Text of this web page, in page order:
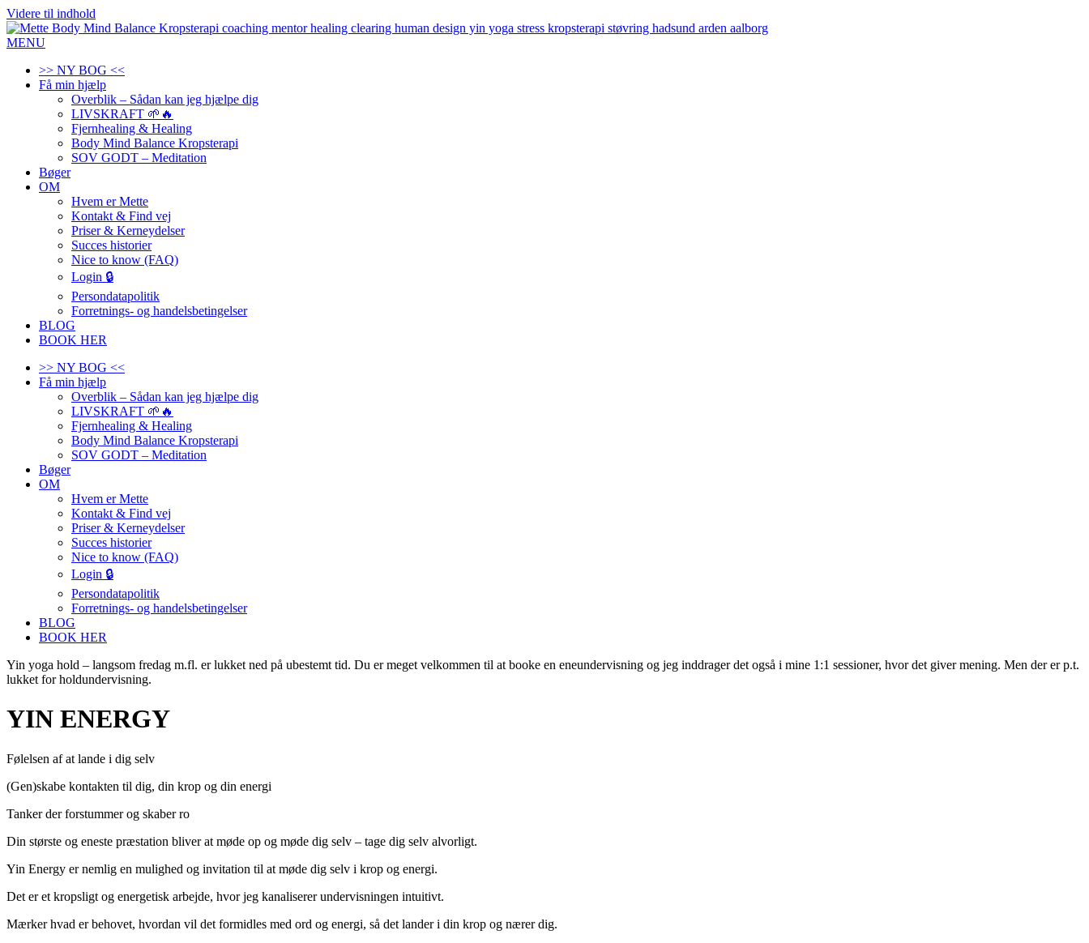
Videre til indhold
MENU
>> NY BOG <<
Få min hjælp
Overblik – Sådan kan jeg hjælpe dig
LIVSKRAFT 🌱🔥
Fjernhealing & Healing
Body Mind Balance Kropsterapi
SOV GODT – Meditation
Bøger
OM
Hvem er Mette
Kontakt & Find vej
Priser & Kerneydelser
Succes historier
Nice to know (FAQ)
Login 🔒
Persondatapolitik
Forretnings- og handelsbetingelser
BLOG
BOOK HER
>> NY BOG <<
Få min hjælp
Overblik – Sådan kan jeg hjælpe dig
LIVSKRAFT 🌱🔥
Fjernhealing & Healing
Body Mind Balance Kropsterapi
SOV GODT – Meditation
Bøger
OM
Hvem er Mette
Kontakt & Find vej
Priser & Kerneydelser
Succes historier
Nice to know (FAQ)
Login 🔒
Persondatapolitik
Forretnings- og handelsbetingelser
BLOG
BOOK HER
Yin yoga hold – langsom fredag m.fl. er lukket ned på ubestemt tid. Du er meget velkommen til at booke en eneundervisning og jeg inddrager det også i mine 1:1 sessioner, hvor det giver mening. Men der er p.t.
lukket for holdundervisning.
YIN ENERGY
Følelsen af at lande i dig selv
(Gen)skabe kontakten til dig, din krop og din energi
Tanker der forstummer og skaber ro
Din største og eneste præstation bliver at møde op og møde dig selv – tage dig selv alvorligt.
Yin Energy er nemlig en mulighed og invitation til at møde dig selv i krop og energi.
Det er et kropsligt og energetisk arbejde, hvor jeg kanaliserer undervisningen intuitivt.
Mærker hvad er behovet, hvordan vil det formidles med ord og energi, så det lander i din krop og nærer dig.